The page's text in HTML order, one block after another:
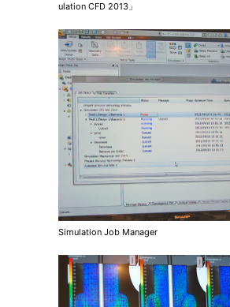
ulation CFD 2013」
Simulation Job Manager